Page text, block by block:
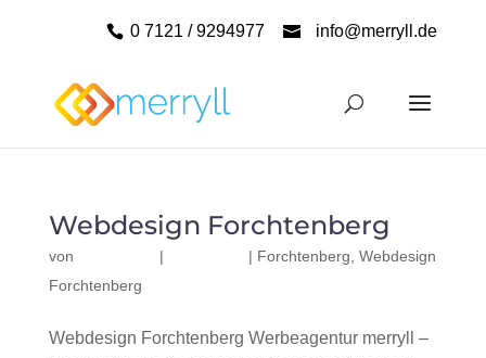
0 7121 / 9294977 info@merryll.de
Webdesign Forchtenberg
von | | Forchtenberg Webdesign
Forchtenberg
Webdesign Forchtenberg Werbeagentur merryll –